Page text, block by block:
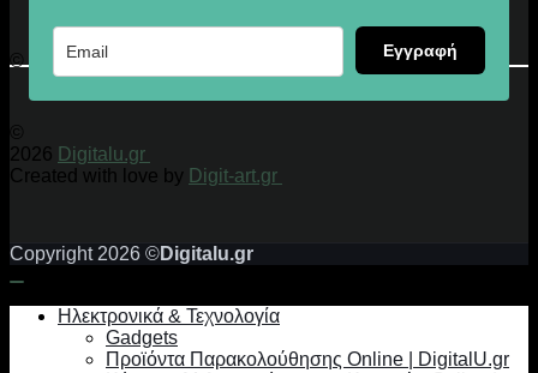
Εγγραφή
© 2026 Digitalu.gr
©
2026 Digitalu.gr
Created with love by Digit-art.gr
Copyright 2026 ©Digitalu.gr
Ηλεκτρονικά & Τεχνολογία
Gadgets
Προϊόντα Παρακολούθησης Online | DigitalU.gr